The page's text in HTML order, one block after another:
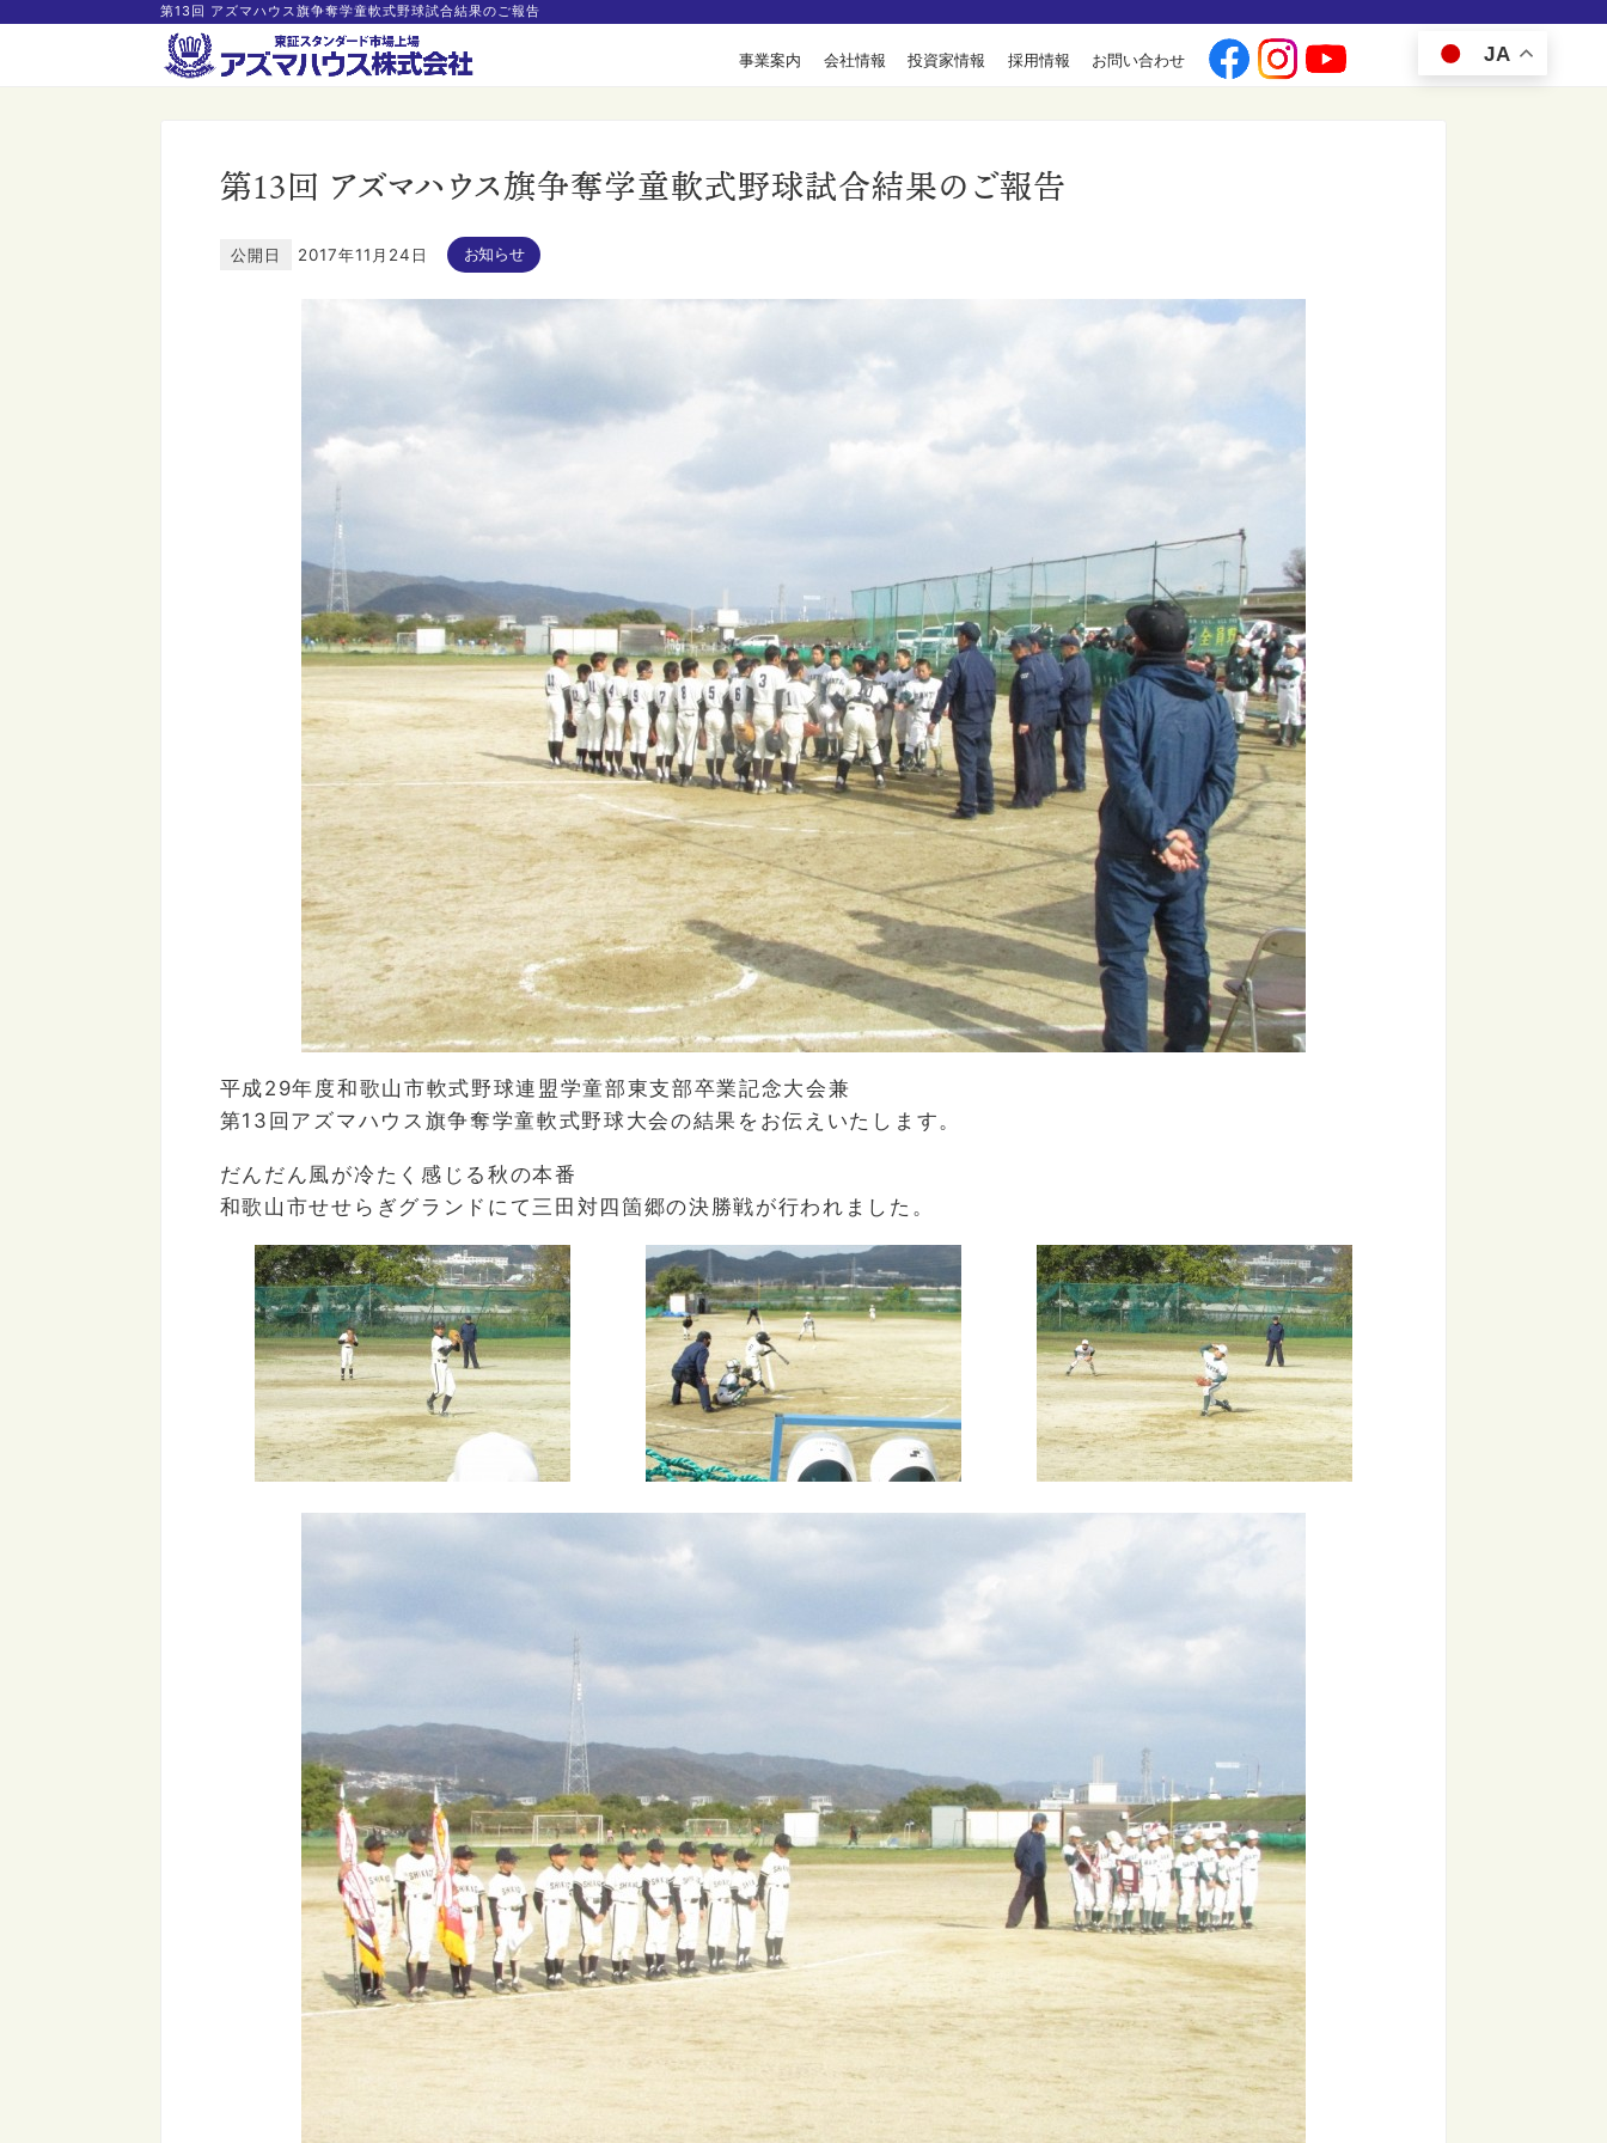
第13回 アズマハウス旗争奪学童軟式野球試合結果のご報告
事業案内 会社情報 投資家情報 採用情報 お問い合わせ JA
第13回 アズマハウス旗争奪学童軟式野球試合結果のご報告
公開日 2017年11月24日 お知らせ
平成29年度和歌山市軟式野球連盟学童部東支部卒業記念大会兼
第13回アズマハウス旗争奪学童軟式野球大会の結果をお伝えいたします。
だんだん風が冷たく感じる秋の本番
和歌山市せせらぎグランドにて三田対四箇郷の決勝戦が行われました。